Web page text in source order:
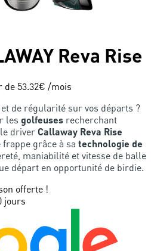
Reva Rise
de 53.32€ /mois
de régularité sur vos départs ?
les golfeuses recherchant
driver Callaway Reva Rise
grâce à sa technologie de
maniabilité et vitesse de balle
départ en opportunité de birdie.
offerte !
jours